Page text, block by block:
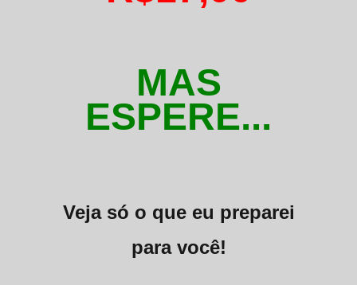
MAS
ESPERE...
Veja só o que eu preparei
para você!